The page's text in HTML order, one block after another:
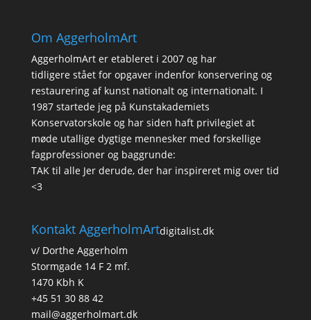
Om AggerholmArt
AggerholmArt er etableret i 2007 og har
tidligere stået for opgaver indenfor konservering og
restaurering af kunst nationalt og internationalt. I
1987 startede jeg på Kunstakademiets
Konservatorskole og har siden haft privilegiet at
møde utallige dygtige mennesker med forskellige
fagprofessioner og baggrunde:
TAK til alle Jer derude, der har inspireret mig over tid
<3
Kontakt AggerholmArt
v/ Dorthe Aggerholm
Stormgade 14 F 2 mf.
1470 Kbh K
+45 51 30 88 42
mail@aggerholmart.dk
digitalist.dk